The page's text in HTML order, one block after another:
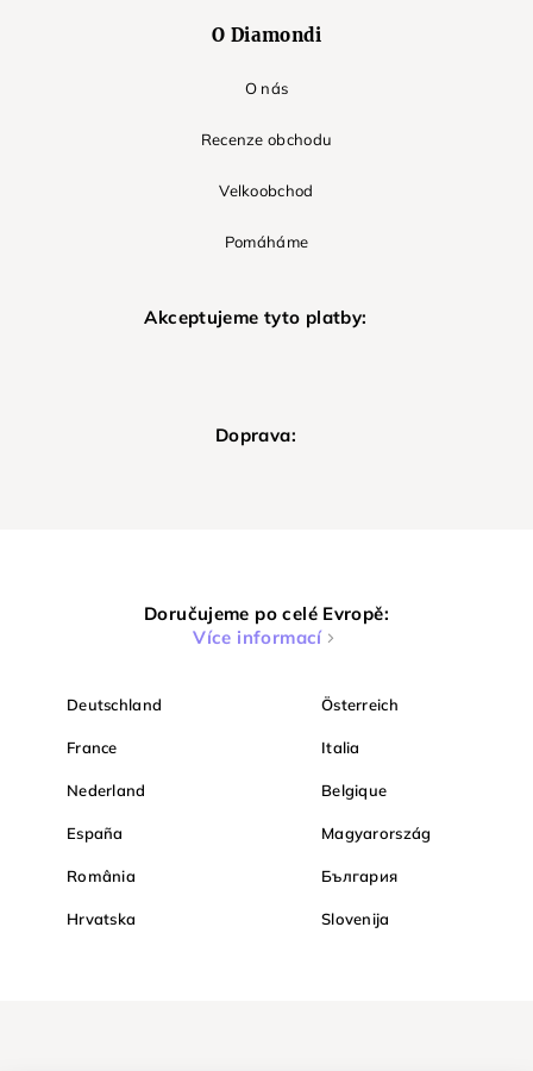
O Diamondi
O nás
Recenze obchodu
Velkoobchod
Pomáháme
Akceptujeme tyto platby:
Doprava:
Doručujeme po celé Evropě:
Více informací
Deutschland Österreich
France Italia
Nederland Belgique
España Magyarország
România България
Hrvatska Slovenija